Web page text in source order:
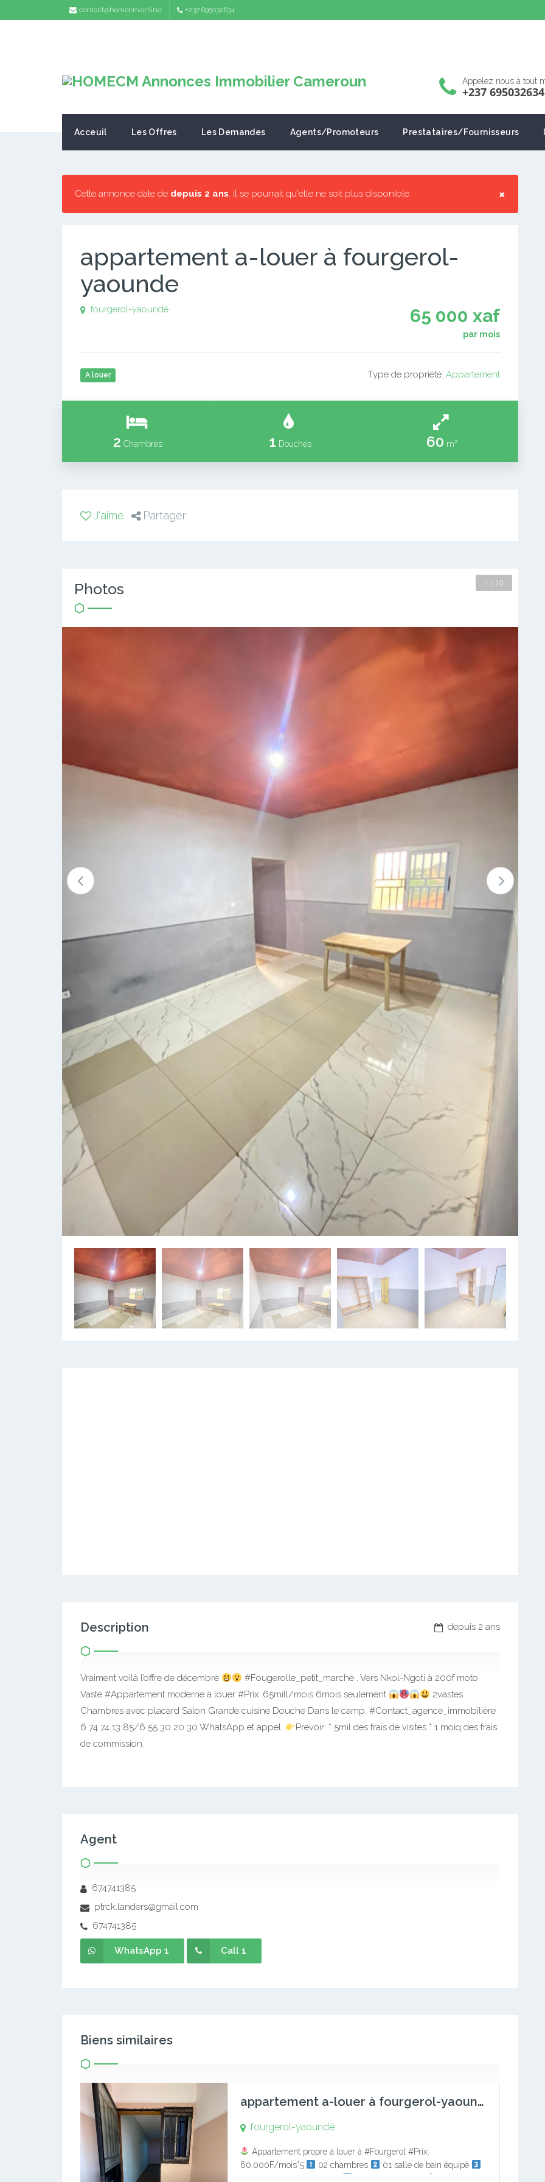
contact@homecm.online +237 695032634
Appelez nous à tout
+237 695032634
Acceuil Les Offres Les Demandes Agents/Promoteurs Prestataires/Fournisseurs
×
Cette annonce date de depuis 2 ans, il se pourrait qu'elle ne soit plus disponible.
appartement a-louer à fourgerol-
yaounde
65 000 xaf
par mois
fourgerol-yaoundé
A louer Type de propriété: Appartement
2 Chambres 1 Douches 60 m²
J'aime Partager
Photos 2 / 10
depuis 2 ans
Description
Vraiment voilà l’offre de décembre
#Fougerolle_petit_marché , Vers Nkol-Ngoti à 200f moto
Vaste #Appartement moderne à louer #Prix :65mill/mois 6mois seulement
2vastes
Chambres avec placard Salon Grande cuisine Douche Dans le camp. #Contact_agence_immobilière :
6 74 74 13 85/6 55 30 20 30 WhatsApp et appel.
Prevoir: * 5mil des frais de visites * 1 moiq des frais
de commission.
Agent
674741385
ptrck.landers@gmail.com
674741385
WhatsApp 1 Call 1
Biens similaires
appartement a-louer à fourgerol-yaounde
fourgerol-yaoundé
Appartement propre à louer à #Fourgerol #Prix:
60.000F/mois*5
02 chambres
01 salle de bain équipé